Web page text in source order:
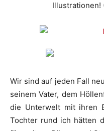
Illustrationen!
Wir sind auf jeden Fall
seinem Vater, dem
die Unterwelt mit ihren
Tochter rund ich hätten